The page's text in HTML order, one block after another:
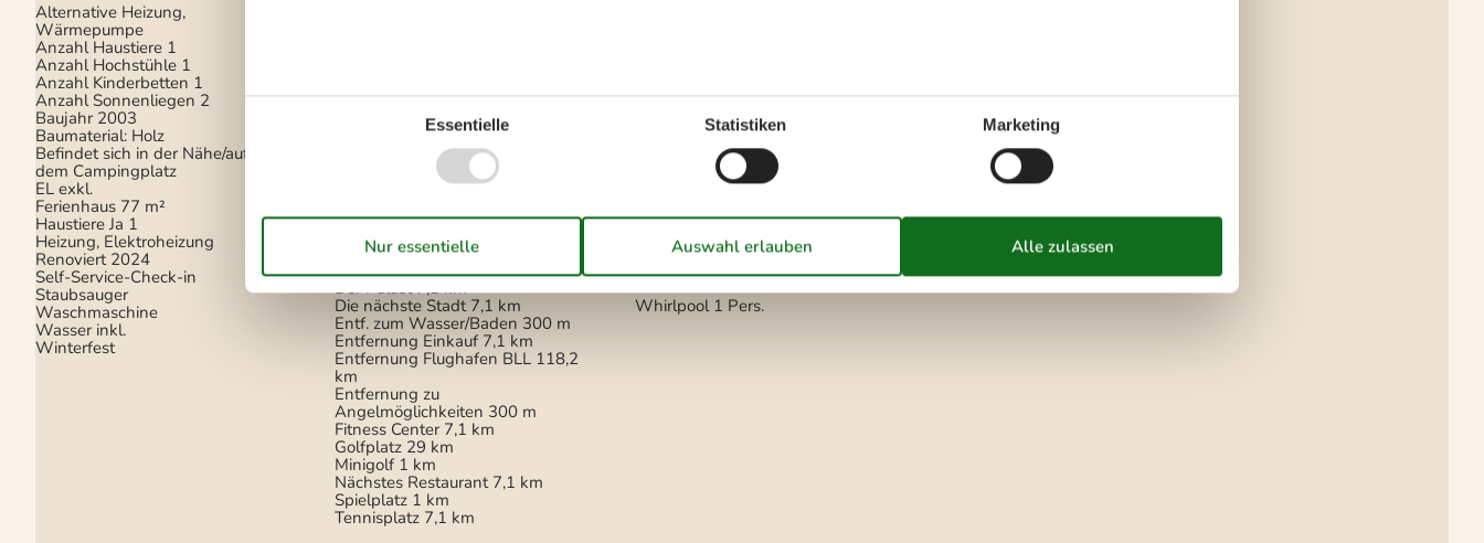
Alternative Heizung,
Wärmepumpe
Anzahl Haustiere 1
Anzahl Hochstühle 1
Anzahl Kinderbetten 1
Anzahl Sonnenliegen 2
Baujahr 2003
Baumaterial: Holz
Befindet sich in der Nähe/auf
dem Campingplatz
EL exkl.
Ferienhaus 77 m²
Haustiere Ja 1
Heizung, Elektroheizung
Renoviert 2024
Self-Service-Check-in
Staubsauger
Waschmaschine
Wasser inkl.
Winterfest
Rauchmelder
Elektrogeräte
Internet (drahtlos)
In der Nähe
Bowling 7,1 km
Der Palast 7,1 km
Die nächste Stadt 7,1 km
Entf. zum Wasser/Baden 300 m
Entfernung Einkauf 7,1 km
Entfernung Flughafen BLL 118,2
km
Entfernung zu
Angelmöglichkeiten 300 m
Fitness Center 7,1 km
Golfplatz 29 km
Minigolf 1 km
Nächstes Restaurant 7,1 km
Spielplatz 1 km
Tennisplatz 7,1 km
Mikrowelle
Nicht an Institutionen vermietet
Nur für Ferienaufenthalte
Wird nicht an Jugendgruppen
vermietet
Wellness
Whirlpool 1 Pers.
Essentielle Statistiken Marketing